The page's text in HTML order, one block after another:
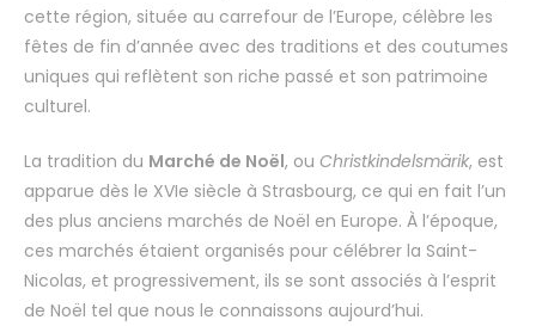
cette région, située au carrefour de l’Europe, célèbre les
fêtes de fin d’année avec des traditions et des coutumes
uniques qui reflètent son riche passé et son patrimoine
culturel.
La tradition du Marché de Noël, ou Christkindelsmärik, est
apparue dès le XVIe siècle à Strasbourg, ce qui en fait l’un
des plus anciens marchés de Noël en Europe. À l’époque,
ces marchés étaient organisés pour célébrer la Saint-
Nicolas, et progressivement, ils se sont associés à l’esprit
de Noël tel que nous le connaissons aujourd’hui.